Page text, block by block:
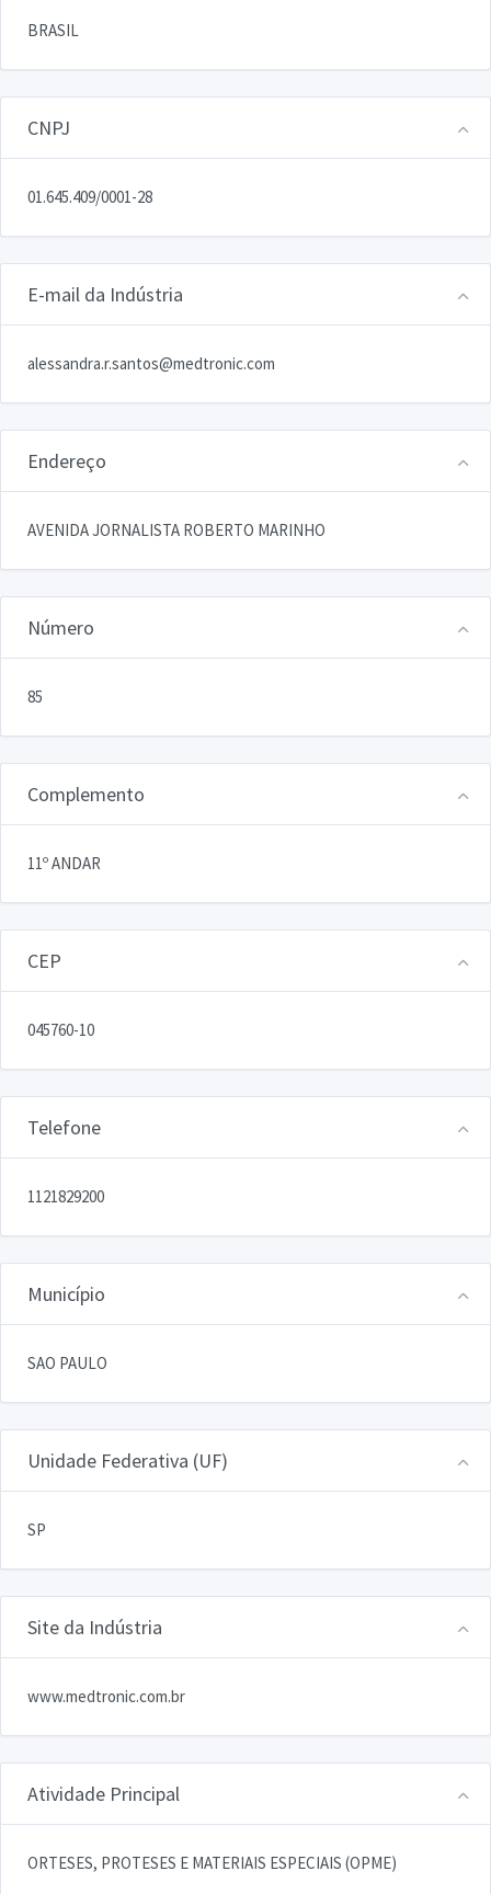
BRASIL
CNPJ
01.645.409/0001-28
E-mail da Indústria
alessandra.r.santos@medtronic.com
Endereço
AVENIDA JORNALISTA ROBERTO MARINHO
Número
85
Complemento
11º ANDAR
CEP
045760-10
Telefone
1121829200
Município
SAO PAULO
Unidade Federativa (UF)
SP
Site da Indústria
www.medtronic.com.br
Atividade Principal
ORTESES, PROTESES E MATERIAIS ESPECIAIS (OPME)